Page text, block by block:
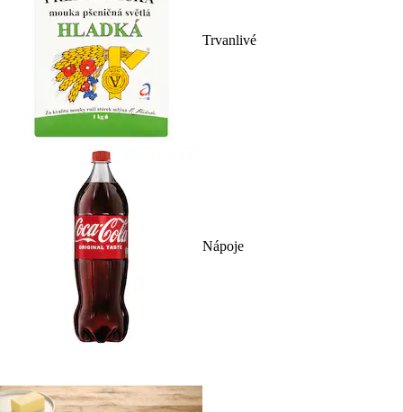
Trvanlivé
Nápoje